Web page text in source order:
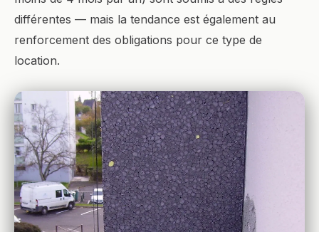
différentes — mais la tendance est également au
renforcement des obligations pour ce type de
location.